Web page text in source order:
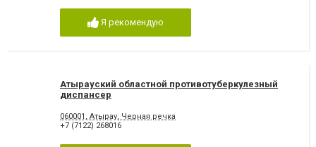
Я рекомендую
Атырауский областной противотуберкулезный
диспансер
060001, Атырау, Черная речка
+7 (7122) 268016